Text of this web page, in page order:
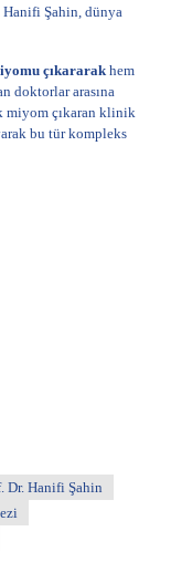
Hanifi Şahin, dünya
çıkararak hem
doktorlar arasına
miyom çıkaran klinik
bu tür kompleks
Dr. Hanifi Şahin